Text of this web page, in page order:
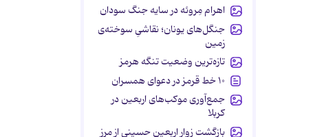
اهرام مِروئه در سایه جنگ سودان
جنگل‌های یونان؛ نقاشیِ سوخته‌ی
زمین
تازه‌ترین وضعیت تنگه هرمز
۱۰ خط قرمز در دعوای همسران
جمع‌آوری موکب‌های اربعین در
کربلا
بازگشت زوار اربعین حسینی از مرز